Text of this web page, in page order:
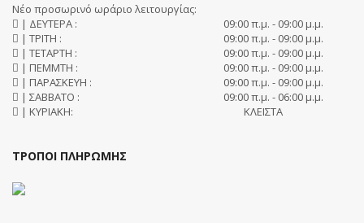
Νέο προσωρινό ωράριο λειτουργίας:
| ΔΕΥΤΕΡΑ :
09:00 π.μ. - 09:00 μ.μ.
| ΤΡΙΤΗ :
09:00 π.μ. - 09:00 μ.μ.
| ΤΕΤΑΡΤΗ :
09:00 π.μ. - 09:00 μ.μ.
| ΠΕΜΜΤΗ :
09:00 π.μ. - 09:00 μ.μ.
| ΠΑΡΑΣΚΕΥΗ :
09:00 π.μ. - 09:00 μ.μ.
| ΣΑΒΒΑΤΟ :
09:00 π.μ. - 06:00 μ.μ.
| ΚΥΡΙΑΚΗ:
ΚΛΕΙΣΤΑ
ΤΡΟΠΟΙ ΠΛΗΡΩΜΗΣ